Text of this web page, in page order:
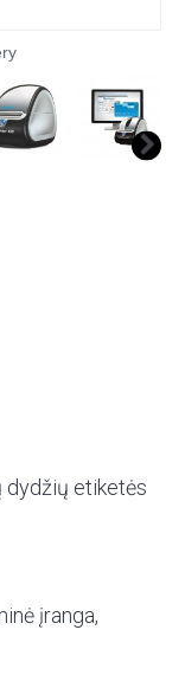
dydžių etiketės
įranga,